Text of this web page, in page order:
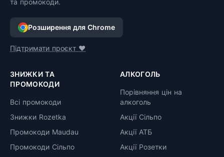
та промокоди.
Розширення для Chrome
Підтримати проєкт ❤️
ЗНИЖКИ ТА
ПРОМОКОДИ
Всі промокоди
Знижки Rozetka
Промокоди Maudau
Промокоди Сільпо
АЛКОГОЛЬ
Порівняння цін на
алкоголь
Акції Сільпо
Акції АТБ
Акції Розетки